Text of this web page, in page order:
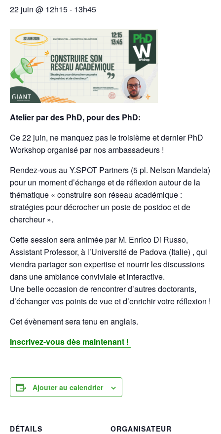
22 juin @ 12h15- 13h45
Atelier par des PhD, pour des PhD:
Ce 22 juin, ne manquez pas le troisième et dernier PhD
Workshop organisé par nos ambassadeurs !
Rendez-vous au Y.SPOT Partners (5 pl. Nelson Mandela)
pour un moment d’échange et de réflexion autour de la
thématique « construire son réseau académique :
stratégies pour décrocher un poste de postdoc et de
chercheur ».
Cette session sera animée par M. Enrico Di Russo,
Assistant Professor, à l’Université de Padova (Italie) , qui
viendra partager son expertise et nourrir les discussions
dans une ambiance conviviale et interactive.
Une belle occasion de rencontrer d’autres doctorants,
d’échanger vos points de vue et d’enrichir votre réflexion !
Cet évènement sera tenu en anglais.
Inscrivez-vous dès maintenant !
Ajouter au calendrier
DÉTAILS
ORGANISATEUR